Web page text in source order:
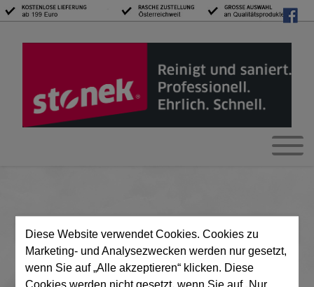
Mein Warenkorb
Login/Mein Konto
Merkliste
Login/Mein Konto
Diese Website verwendet Cookies. Cookies zu
Marketing- und Analysezwecken werden nur gesetzt,
wenn Sie auf „Alle akzeptieren“ klicken. Diese
Cookies werden nicht gesetzt, wenn Sie auf „Nur